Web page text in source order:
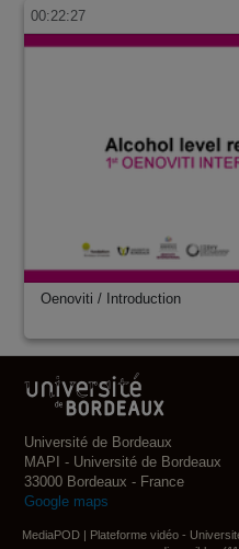
00:22:27
Oenoviti / Introduction
Université de Bordeaux
MAPI - Université de Bordeaux
33000 Bordeaux - France
Google maps
MediaPOD | Plateforme vidéo -